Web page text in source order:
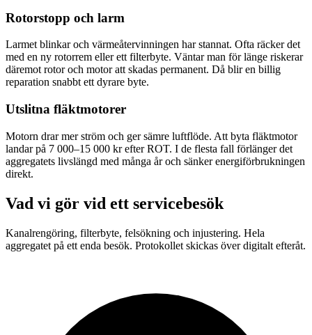
Rotorstopp och larm
Larmet blinkar och värmeåtervinningen har stannat. Ofta räcker det
med en ny rotorrem eller ett filterbyte. Väntar man för länge riskerar
däremot rotor och motor att skadas permanent. Då blir en billig
reparation snabbt ett dyrare byte.
Utslitna fläktmotorer
Motorn drar mer ström och ger sämre luftflöde. Att byta fläktmotor
landar på 7 000–15 000 kr efter ROT. I de flesta fall förlänger det
aggregatets livslängd med många år och sänker energiförbrukningen
direkt.
Vad vi gör vid ett servicebesök
Kanalrengöring, filterbyte, felsökning och injustering. Hela
aggregatet på ett enda besök. Protokollet skickas över digitalt efteråt.